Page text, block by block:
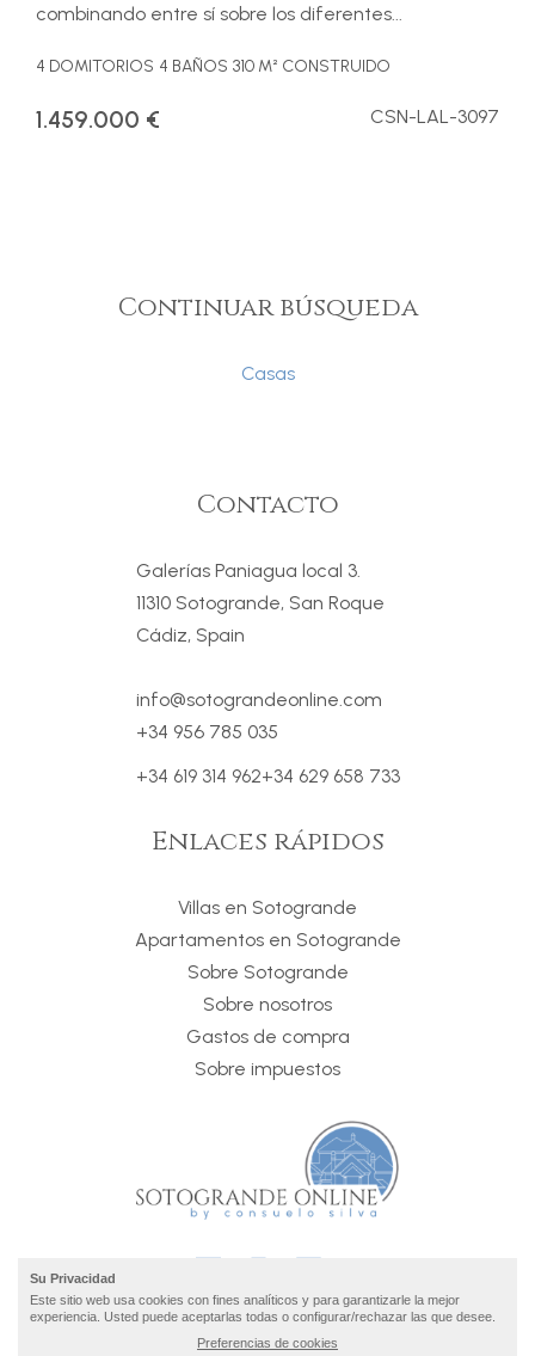
combinando entre sí sobre los diferentes...
4 DOMITORIOS 4 BAÑOS 310 M² CONSTRUIDO
1.459.000 € CSN-LAL-3097
Continuar búsqueda
Casas
Contacto
Galerías Paniagua local 3.
11310 Sotogrande, San Roque
Cádiz, Spain
info@sotograndeonline.com
+34 956 785 035
+34 619 314 962+34 629 658 733
Enlaces rápidos
Villas en Sotogrande
Apartamentos en Sotogrande
Sobre Sotogrande
Sobre nosotros
Gastos de compra
Sobre impuestos
Su Privacidad
Este sitio web usa cookies con fines analíticos y para garantizarle la mejor
experiencia. Usted puede aceptarlas todas o configurar/rechazar las que desee.
Preferencias de cookies